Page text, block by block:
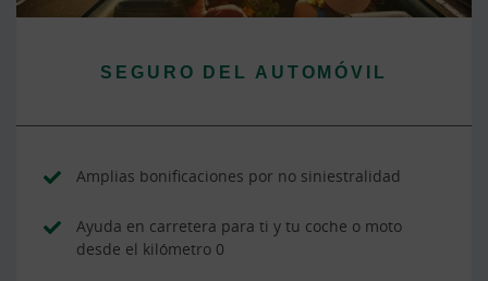
SEGURO DEL AUTOMÓVIL
Amplias bonificaciones por no siniestralidad
Ayuda en carretera para ti y tu coche o moto
desde el kilómetro 0